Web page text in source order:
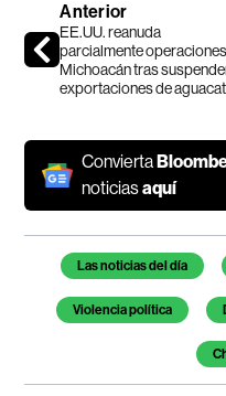
Anterior
EE.UU. reanuda
parcialmente
Michoacán tras
exportaciones de
Convierta
noticiasaquí
Temas de este artículo
Las noticias del día
Violencia política